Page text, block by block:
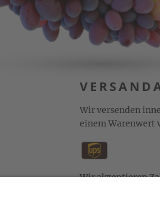
Wir versenden
einem Warenwert
Wir akzeptieren